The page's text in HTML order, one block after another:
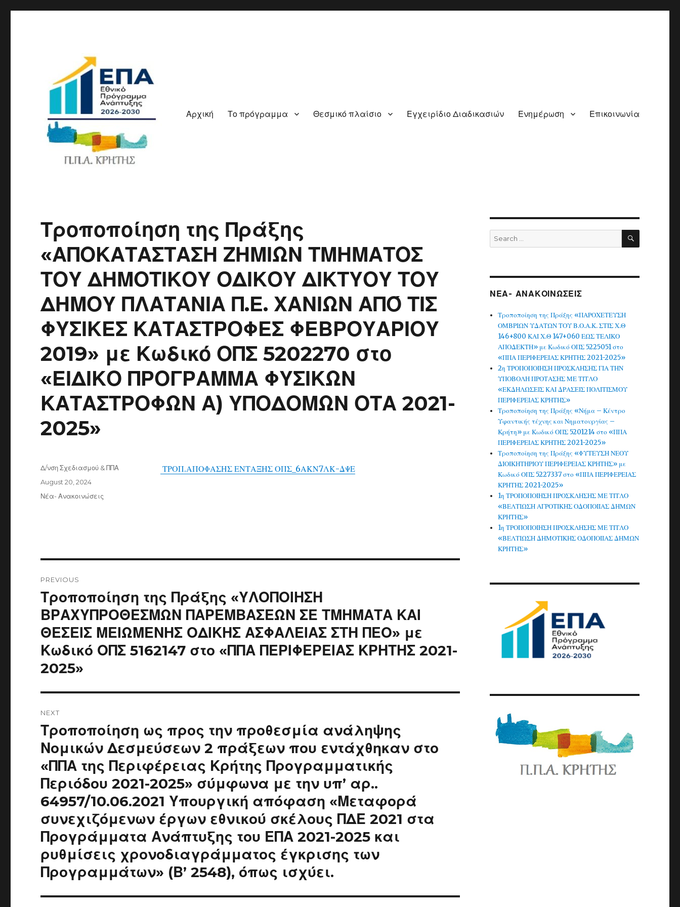
Αρχική Το πρόγραμμα Θεσμικό πλαίσιο Εγχειρίδιο Διαδικασιών Ενημέρωση Επικοινωνία
Τροποποίηση της Πράξης
«ΑΠΟΚΑΤΑΣΤΑΣΗ ΖΗΜΙΩΝ ΤΜΗΜΑΤΟΣ
ΤΟΥ ΔΗΜΟΤΙΚΟΥ ΟΔΙΚΟΥ ΔΙΚΤΥΟΥ ΤΟΥ
ΔΗΜΟΥ ΠΛΑΤΑΝΙΑ Π.Ε. ΧΑΝΙΩΝ ΑΠΌ ΤΙΣ
ΦΥΣΙΚΕΣ ΚΑΤΑΣΤΡΟΦΕΣ ΦΕΒΡΟΥΑΡΙΟΥ
2019» με Κωδικό ΟΠΣ 5202270 στο
«ΕΙΔΙΚΟ ΠΡΟΓΡΑΜΜΑ ΦΥΣΙΚΩΝ
ΚΑΤΑΣΤΡΟΦΩΝ Α) ΥΠΟΔΟΜΩΝ ΟΤΑ 2021-
2025»
ΤΡΟΠ.ΑΠΟΦΑΣΗΣ ΕΝΤΑΞΗΣ ΟΠΣ_6ΑΚΝ7ΛΚ-ΔΨΕ
Author
Δ/νση Σχεδιασμού & ΠΠΑ
Posted
on
August 20, 2024
Categories
Νέα- Ανακοινώσεις
navigation
PREVIOUS
Previous
post:
Τροποποίηση της Πράξης «ΥΛΟΠΟΙΗΣΗ
ΒΡΑΧΥΠΡΟΘΕΣΜΩΝ ΠΑΡΕΜΒΑΣΕΩΝ ΣΕ ΤΜΗΜΑΤΑ ΚΑΙ
ΘΕΣΕΙΣ ΜΕΙΩΜΕΝΗΣ ΟΔΙΚΗΣ ΑΣΦΑΛΕΙΑΣ ΣΤΗ ΠΕΟ» με
Κωδικό ΟΠΣ 5162147 στο «ΠΠΑ ΠΕΡΙΦΕΡΕΙΑΣ ΚΡΗΤΗΣ 2021-
2025»
NEXT
Next
post:
Τροποποίηση ως προς την προθεσμία ανάληψης
Νομικών Δεσμεύσεων 2 πράξεων που εντάχθηκαν στο
«ΠΠΑ της Περιφέρειας Κρήτης Προγραμματικής
Περιόδου 2021-2025» σύμφωνα με την υπ’ αρ..
64957/10.06.2021 Υπουργική απόφαση «Μεταφορά
συνεχιζόμενων έργων εθνικού σκέλους ΠΔΕ 2021 στα
Προγράμματα Ανάπτυξης του ΕΠΑ 2021-2025 και
ρυθμίσεις χρονοδιαγράμματος έγκρισης των
Προγραμμάτων» (Β’ 2548), όπως ισχύει.
Search
for:
SEARCH
ΝΕΑ- ΑΝΑΚΟΙΝΩΣΕΙΣ
Τροποποίηση της Πράξης «ΠΑΡΟΧΕΤΕΥΣΗ
ΟΜΒΡΙΩΝ ΥΔΑΤΩΝ ΤΟΥ Β.Ο.Α.Κ. ΣΤΙΣ Χ.Θ
146+800 ΚΑΙ Χ.Θ 147+060 ΕΩΣ ΤΕΛΙΚΟ
ΑΠΟΔΕΚΤΗ» με Κωδικό ΟΠΣ 5225051 στο
«ΠΠΑ ΠΕΡΙΦΕΡΕΙΑΣ ΚΡΗΤΗΣ 2021-2025»
2η ΤΡΟΠΟΠΟΙΗΣΗ ΠΡΟΣΚΛΗΣΗΣ ΓΙΑ ΤΗΝ
ΥΠΟΒΟΛΗ ΠΡΟΤΑΣΗΣ ΜΕ ΤΙΤΛΟ
«ΕΚΔΗΛΩΣΕΙΣ ΚΑΙ ΔΡΑΣΕΙΣ ΠΟΛΙΤΙΣΜΟΥ
ΠΕΡΙΦΕΡΕΙΑΣ ΚΡΗΤΗΣ»
Τροποποίηση της Πράξης «Νήμα – Κέντρο
Υφαντικής τέχνης και Νηματουργίας –
Κρήτη» με Κωδικό ΟΠΣ 5201214 στο «ΠΠΑ
ΠΕΡΙΦΕΡΕΙΑΣ ΚΡΗΤΗΣ 2021-2025»
Τροποποίηση της Πράξης «ΦΥΤΕΥΣΗ ΝΕΟΥ
ΔΙΟΙΚΗΤΗΡΙΟΥ ΠΕΡΙΦΕΡΕΙΑΣ ΚΡΗΤΗΣ» με
Κωδικό ΟΠΣ 5227337 στο «ΠΠΑ ΠΕΡΙΦΕΡΕΙΑΣ
ΚΡΗΤΗΣ 2021-2025»
1η ΤΡΟΠΟΠΟΙΗΣΗ ΠΡΟΣΚΛΗΣΗΣ ΜΕ ΤΙΤΛΟ
«ΒΕΛΤΙΩΣΗ ΑΓΡΟΤΙΚΗΣ ΟΔΟΠΟΙΙΑΣ ΔΗΜΩΝ
ΚΡΗΤΗΣ»
1η ΤΡΟΠΟΠΟΙΗΣΗ ΠΡΟΣΚΛΗΣΗΣ ΜΕ ΤΙΤΛΟ
«ΒΕΛΤΙΩΣΗ ΔΗΜΟΤΙΚΗΣ ΟΔΟΠΟΙΙΑΣ ΔΗΜΩΝ
ΚΡΗΤΗΣ»